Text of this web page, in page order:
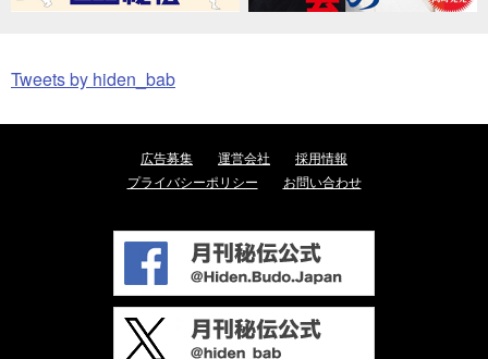
Tweets by hiden_bab
広告募集 運営会社
採用情報
プライバシーポリシー
お問い合わせ